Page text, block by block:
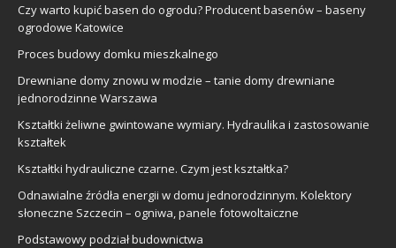
Czy warto kupić basen do ogrodu? Producent basenów – baseny
ogrodowe Katowice
Proces budowy domku mieszkalnego
Drewniane domy znowu w modzie – tanie domy drewniane
jednorodzinne Warszawa
Kształtki żeliwne gwintowane wymiary. Hydraulika i zastosowanie
kształtek
Kształtki hydrauliczne czarne. Czym jest kształtka?
Odnawialne źródła energii w domu jednorodzinnym. Kolektory
słoneczne Szczecin – ogniwa, panele fotowoltaiczne
Podstawowy podział budownictwa